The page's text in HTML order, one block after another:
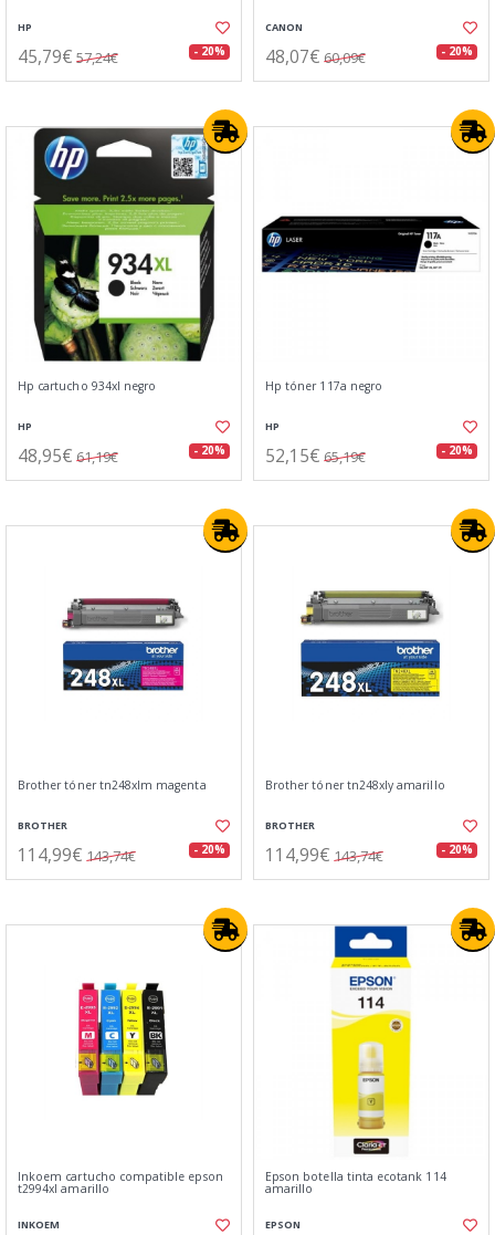
HP
45,79€ 57,24€ - 20%
CANON
48,07€ 60,09€ - 20%
Hp cartucho 934xl negro
HP
48,95€ 61,19€ - 20%
Hp tóner 117a negro
HP
52,15€ 65,19€ - 20%
Brother tóner tn248xlm magenta
BROTHER
114,99€ 143,74€ - 20%
Brother tóner tn248xly amarillo
BROTHER
114,99€ 143,74€ - 20%
Inkoem cartucho compatible epson
t2994xl amarillo
INKOEM
Epson botella tinta ecotank 114
amarillo
EPSON